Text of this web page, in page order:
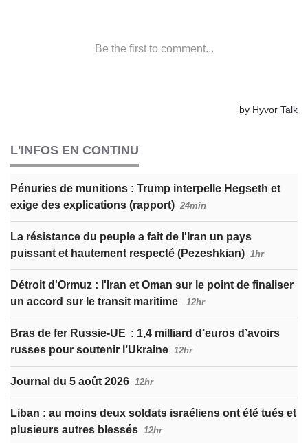
L'INFOS EN CONTINU
Pénuries de munitions : Trump interpelle Hegseth et
exige des explications (rapport) 24min
La résistance du peuple a fait de l'Iran un pays
puissant et hautement respecté (Pezeshkian) 1hr
Détroit d'Ormuz : l'Iran et Oman sur le point de finaliser
un accord sur le transit maritime
12hr
Bras de fer Russie-UE : 1,4 milliard d’euros d’avoirs
russes pour soutenir l’Ukraine 12hr
Journal du 5 août 2026 12hr
Liban : au moins deux soldats israéliens ont été tués et
plusieurs autres blessés 12hr